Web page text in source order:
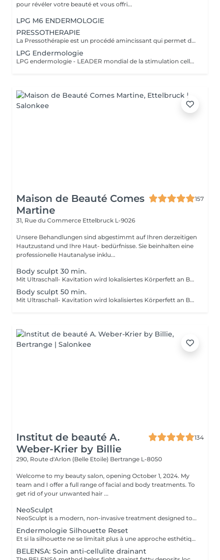
pour révéler votre beauté et vous offri...
LPG M6 ENDERMOLOGIE
PRESSOTHERAPIE
La Pressothérapie est un procédé amincissant qui permet de traiter les problèmes de rétention d'eau, de circulation sanguine, et soulagé les jambes lourdes. Cette technique mécanique agit comme un drainage lymphatique. Nous utilisons un appareil de Pressothérapie qui opére un massage par compression et décompression. Les alvéoles des accessoires se remplissent d'air à un rythme varié et exercent des pressions multiples et douces sur les parties traitées.
LPG Endermologie
LPG endermologie - LEADER mondial de la stimulation cellulaire! Une triple action simultanée en un seul et meme traitement: - raffermir la peau, redensification naturelle du derme (collagène, élastine, acide hyaluronique endogènes) - lisser la peau d'orange - déstocker les graisses résistantes&localisées +70% Des résultats visibles dès la 3-em séance
Maison de Beauté Comes
Martine
157
31, Rue du Commerce Ettelbruck L-9026
Unsere Behandlungen sind abgestimmt auf Ihren derzeitigen
Hautzustand und Ihre Haut- bedürfnisse. Sie beinhalten eine
professionelle Hautanalyse inklu...
Body sculpt 30 min.
Mit Ultraschall- Kavitation wird lokalisiertes Körperfett an Bauch, am Gesäss, an den Oberschenkeln und die Cellulite geformt. ERGEBNIS: Straffung der Haut, verbesserung von Narben und Dehnungsstreifen, anregung der Mikrozirkulation, verbesserg der Elastizität, reduzierung von Fettablagerungen. Wir empfehlen eine Kur von 6-8 Behandlungen Behandlungsdauer je nach Behanlungsbereich.
Body sculpt 50 min.
Mit Ultraschall- Kavitation wird lokalisiertes Körperfett an Bauch, am Gesäss, an den Oberschenkeln und die Cellulite geformt. ERGEBNIS: Straffung der Haut, verbesserung von Narben und Dehnungsstreifen, anregung der Mikrozirkulation, verbesserg der Elastizität, reduzierung von Fettablagerungen. Wir empfehlen eine Kur von 6-8 Behandlungen Behandlungsdauer je nach Behanlungsbereich.
Institut de beauté A.
Weber-Krier by Billie
134
290, Route d'Arlon (Belle Etoile) Bertrange L-8050
Welcome to my beauty salon, opening October 1, 2024. My
team and I offer a full range of facial and body treatments. To
get rid of your unwanted hair ...
NeoSculpt
NeoSculpt is a modern, non-invasive treatment designed to sculpt the body, strengthen muscles and reduce fat. Using high-intensity electromagnetic energy, it triggers deep muscle contractions that cannot be achieved through conventional workouts. One session equals thousands of powerful muscle contractions and helps to: build and define muscles reduce fat improve body shape and contours The treatment is painless, safe and requires no downtime. NeoSculpt is ideal for the abdomen, buttocks, legs and arms and is suitable for both women and men.
Endermologie Silhouette Reset
Et si la silhouette ne se limitait plus à une approche esthétique, mais s'envisageait à travers le prisme du bien-être global ? Avec Silhouette Reset, LPG® dévoile un nouveau soin signature endermologie® qui réinvente les codes de la minceur en intégrant pleinement les interactions corps-esprit. Conçu comme un véritable reset corporel, ce protocole de 55 minutes agit sur les tensions nerveuses, stimule les circulations et accompagne la libération des déséquilibres liés au stress, au sommeil et à la digestion. Dans un contexte où ces facteurs influencent directement l'harmonie corporelle, le soin vise à restaurer un fonctionnement physiologique plus fluide et équilibré. Au cur du protocole, la technologie CELLU M6 INFINITY® s'associe à un modelage manuel expert, créant une synergie entre stimulation mécanique de précision et approche sensorielle. Cette double action permet une prise en charge à la fois ciblée et globale des tissus et des volumes. Fruit de plus de 40 ans d'expertise, Silhouette Reset illustre l'émergence d'une nouvelle esthétique thérapeutique : une minceur qui n'est plus une finalité isolée, mais la conséquence visible d'un mieux-être profond et durable. Disponible exclusivement dans les centres équipés CELLU M6 INFINITY®, le nouveau soin Silhouette Reset est à découvrir dès maintenant.
BELENSA: Soin anti-cellulite drainant